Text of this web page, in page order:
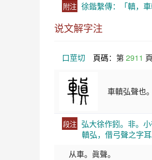
附注 徐鍇繫傳：「䡩，
说文解字注
口莖切 頁碼：第 2911
車䡩弘聲也。
段注 弘大徐作鈏。非。
䡩弘，借弓聲之字耳
从車。眞聲。